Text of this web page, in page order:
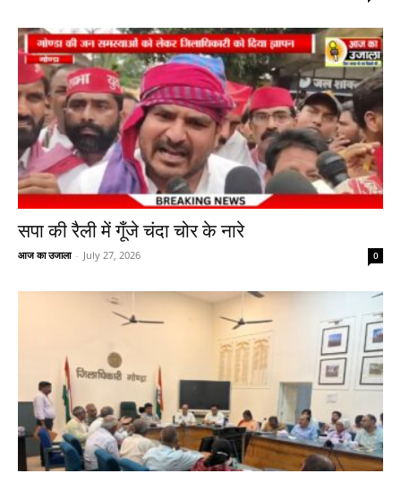
सपा की रैली में गूँजे चंदा चोर के नारे
आज का उजाला - July 27, 2026 0